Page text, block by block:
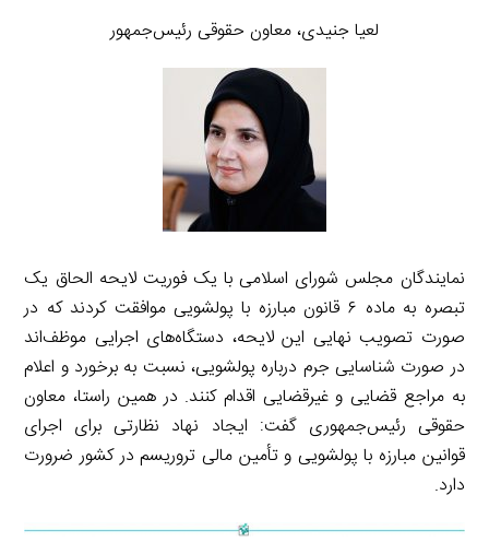
لعیا جنیدی، معاون حقوقی رئیس‌جمهور
نمایندگان مجلس شورای اسلامی با یک فوریت لایحه الحاق یک
تبصره به ماده ۶ قانون مبارزه با پولشویی موافقت کردند که در
صورت تصویب نهایی این لایحه، دستگاه‌های اجرایی موظف‌اند
در صورت شناسایی جرم درباره پولشویی، نسبت به برخورد و اعلام
به مراجع قضایی و غیرقضایی اقدام کنند. در همین راستا، معاون
حقوقی رئیس‌جمهوری گفت: ایجاد نهاد نظارتی برای اجرای
قوانین مبارزه با پولشویی و تأمین مالی تروریسم در کشور ضرورت
دارد.